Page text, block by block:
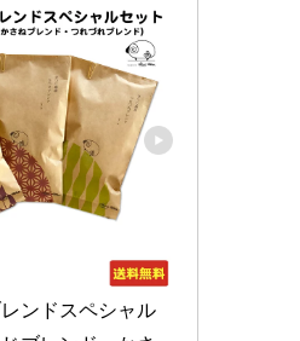
ンドスペシャル